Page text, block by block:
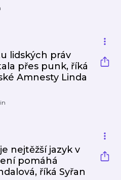
lidských práv
přes punk, říká
Amnesty Linda
nejtěžší jazyk v
pomáhá
říká Syřan